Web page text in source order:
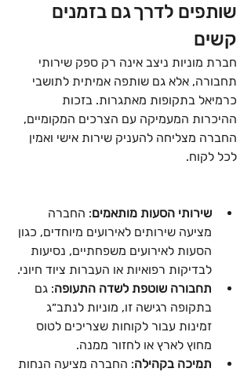
שותפים לדרך גם בזמנים
קשים
חברת מוניות ניצב אינה רק ספק שירותי
תחבורה, אלא גם שותפה אמיתית לתושבי
כרמיאל בתקופות מאתגרות. בזכות
ההיכרות המעמיקה עם הצרכים המקומיים,
החברה מצליחה להעניק שירות אישי ואמין
לכל לקוח.
שירותי הסעות מותאמים: החברה
מציעה שירותים לאירועים מיוחדים, כגון
הסעות לאירועים משפחתיים, נסיעות
לבדיקות רפואיות או העברות ציוד חיוני.
תחבורה שוטפת לשדה התעופה: גם
בתקופה רגישה זו, מוניות לנתב״ג
זמינות עבור לקוחות שצריכים לטוס
מחוץ לארץ או לחזור ממנה.
תמיכה בקהילה: החברה מציעה הנחות